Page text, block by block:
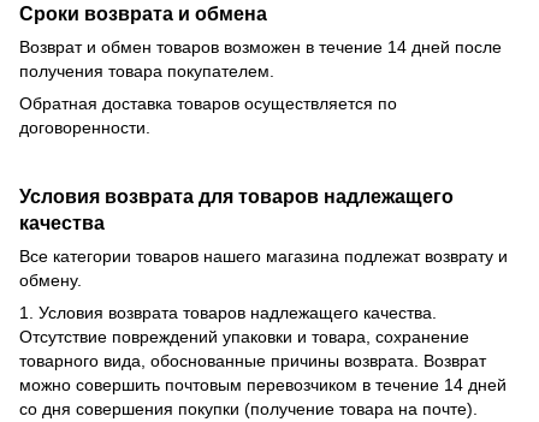
Сроки возврата и обмена
Возврат и обмен товаров возможен в течение 14 дней после
получения товара покупателем.
Обратная доставка товаров осуществляется по
договоренности.
Условия возврата для товаров надлежащего
качества
Все категории товаров нашего магазина подлежат возврату и
обмену.
1. Условия возврата товаров надлежащего качества.
Отсутствие повреждений упаковки и товара, сохранение
товарного вида, обоснованные причины возврата. Возврат
можно совершить почтовым перевозчиком в течение 14 дней
со дня совершения покупки (получение товара на почте).